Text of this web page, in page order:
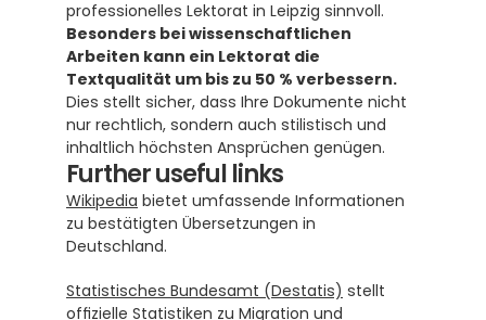
Besonders bei wissenschaftlichen
Arbeiten kann ein Lektorat die
Textqualität um bis zu 50 % verbessern.
Dies stellt sicher, dass Ihre Dokumente nicht
nur rechtlich, sondern auch stilistisch und
inhaltlich höchsten Ansprüchen genügen.
Further useful links
Wikipedia bietet umfassende Informationen
zu bestätigten Übersetzungen in
Deutschland.
Statistisches Bundesamt (Destatis) stellt
offizielle Statistiken zu Migration und